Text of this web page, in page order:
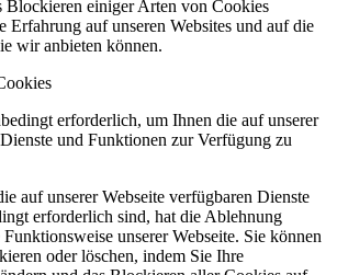
Blockieren einiger Arten von Cookies
auf unseren Websites und auf die
wir anbieten können.
erforderlich, um Ihnen die auf unserer
und Funktionen zur Verfügung zu
auf unserer Webseite verfügbaren Dienste
erforderlich sind, hat die Ablehnung
unserer Webseite. Sie können
oder löschen, indem Sie Ihre